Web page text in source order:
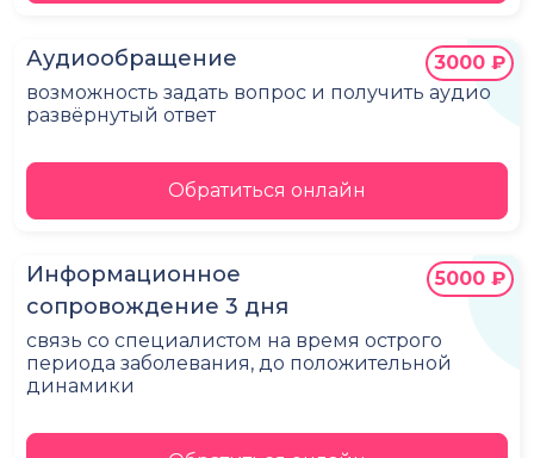
Аудиообращение
возможность задать вопрос и получить аудио
развёрнутый ответ
3000 ₽
Обратиться онлайн
Информационное
сопровождение 3 дня
связь со специалистом на время острого
периода заболевания, до положительной
динамики
5000 ₽